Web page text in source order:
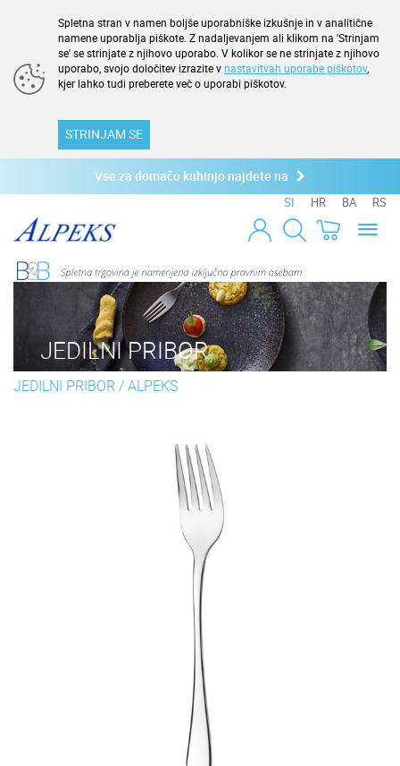
Spletna stran v namen boljše uporabniške izkušnje in v analitične
namene uporablja piškote. Z nadaljevanjem ali klikom na 'Strinjam
se' se strinjate z njihovo uporabo. V kolikor se ne strinjate z njihovo
uporabo, svojo določitev izrazite vnastavitvah uporabe piškotov,
kjer lahko tudi preberete več o uporabi piškotov.
STRINJAM SE
Vse za domačo kuhinjo najdete na
SI HR BA
RS
Toggle
JEDILNI PRIBOR
JEDILNI PRIBOR/ALPEKS